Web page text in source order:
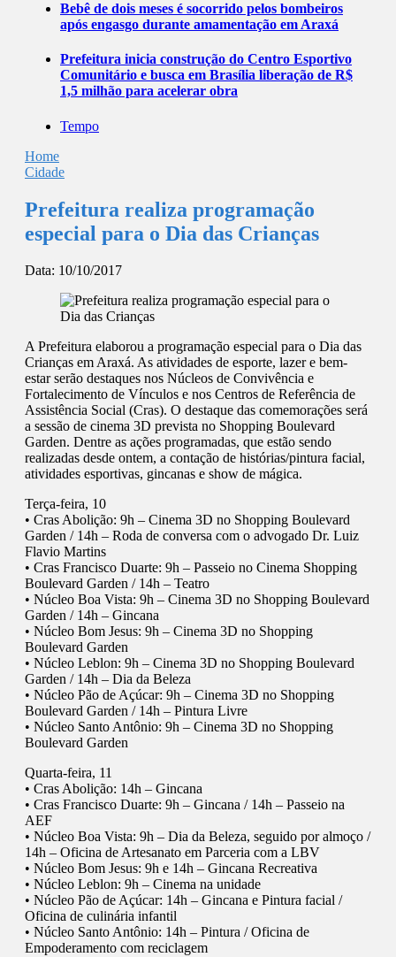
Bebê de dois meses é socorrido pelos bombeiros
após engasgo durante amamentação em Araxá
Prefeitura inicia construção do Centro Esportivo
Comunitário e busca em Brasília liberação de R$
1,5 milhão para acelerar obra
Tempo
Home
Cidade
Prefeitura realiza programação
especial para o Dia das Crianças
Data: 10/10/2017
A Prefeitura elaborou a programação especial para o Dia das
Crianças em Araxá. As atividades de esporte, lazer e bem-
estar serão destaques nos Núcleos de Convivência e
Fortalecimento de Vínculos e nos Centros de Referência de
Assistência Social (Cras). O destaque das comemorações será
a sessão de cinema 3D prevista no Shopping Boulevard
Garden. Dentre as ações programadas, que estão sendo
realizadas desde ontem, a contação de histórias/pintura facial,
atividades esportivas, gincanas e show de mágica.
Terça-feira, 10
• Cras Abolição: 9h – Cinema 3D no Shopping Boulevard
Garden / 14h – Roda de conversa com o advogado Dr. Luiz
Flavio Martins
• Cras Francisco Duarte: 9h – Passeio no Cinema Shopping
Boulevard Garden / 14h – Teatro
• Núcleo Boa Vista: 9h – Cinema 3D no Shopping Boulevard
Garden / 14h – Gincana
• Núcleo Bom Jesus: 9h – Cinema 3D no Shopping
Boulevard Garden
• Núcleo Leblon: 9h – Cinema 3D no Shopping Boulevard
Garden / 14h – Dia da Beleza
• Núcleo Pão de Açúcar: 9h – Cinema 3D no Shopping
Boulevard Garden / 14h – Pintura Livre
• Núcleo Santo Antônio: 9h – Cinema 3D no Shopping
Boulevard Garden
Quarta-feira, 11
• Cras Abolição: 14h – Gincana
• Cras Francisco Duarte: 9h – Gincana / 14h – Passeio na
AEF
• Núcleo Boa Vista: 9h – Dia da Beleza, seguido por almoço /
14h – Oficina de Artesanato em Parceria com a LBV
• Núcleo Bom Jesus: 9h e 14h – Gincana Recreativa
• Núcleo Leblon: 9h – Cinema na unidade
• Núcleo Pão de Açúcar: 14h – Gincana e Pintura facial /
Oficina de culinária infantil
• Núcleo Santo Antônio: 14h – Pintura / Oficina de
Empoderamento com reciclagem